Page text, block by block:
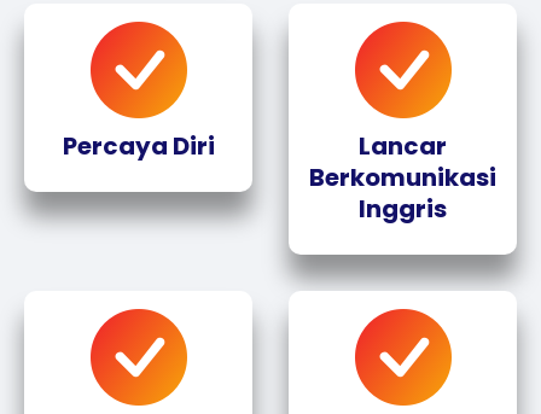
Percaya Diri
Lancar
Berkomunikasi
Inggris